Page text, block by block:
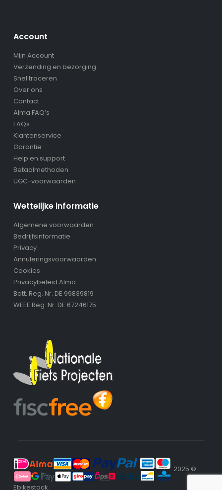
Account
Mijn Account
Verzending en bezorging
Snel traceren
Over ons
Contact
Alma FAQ’s
FAQs
Klantenservice
Garantie
Help en support
Betaalmethoden
UGC-voorwaarden
Wettelijke informatie
Algemene voorwaarden
Bedrijfsinformatie
Privacy
Annuleringsvoorwaarden
Cookies
Privacybeleid Alma
Batt. Reg. Nr. DE 99839819
WEEE Reg. Nr. DE 67246175
2025 ©
Ebikestock.